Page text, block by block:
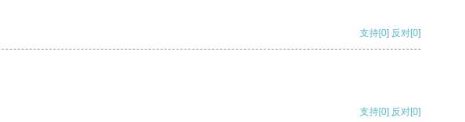
支持[0] 反对[0]
支持[0] 反对[0]